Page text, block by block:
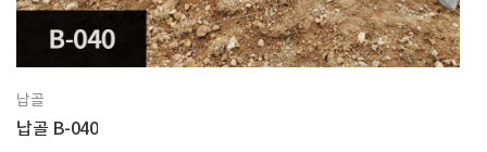
납골
납골 B-040